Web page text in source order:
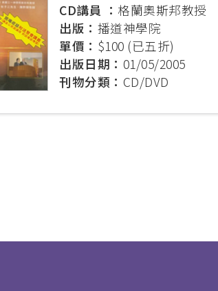
CD講員 ： 格蘭奧斯邦教授
出版： 播道神學院
單價： $100 (已五折)
出版日期： 01/05/2005
刊物分類： CD/DVD